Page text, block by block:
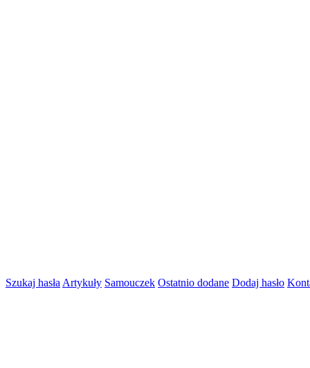
Szukaj hasła Artykuły Samouczek Ostatnio dodane Dodaj hasło